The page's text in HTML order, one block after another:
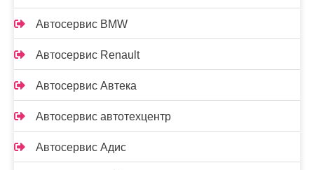
Автосервис BMW
Автосервис Renault
Автосервис Автека
Автосервис автотехцентр
Автосервис Адис